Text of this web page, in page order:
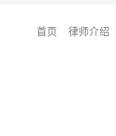
首页 律师介绍